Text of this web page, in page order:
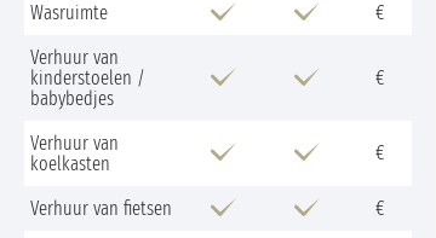
Wasruimte
€
Verhuur van
kinderstoelen /
babybedjes
€
Verhuur van
koelkasten
€
Verhuur van fietsen
€